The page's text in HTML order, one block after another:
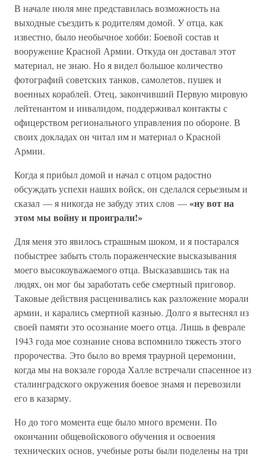
В начале июля мне представилась возможность на
выходные съездить к родителям домой. У отца, как
известно, было необычное хобби: Боевой состав и
вооружение Красной Армии. Откуда он доставал этот
материал, не знаю. Но я видел большое количество
фотографий советских танков, самолетов, пушек и
военных кораблей. Отец, закончивший Первую мировую
лейтенантом и инвалидом, поддерживал контакты с
офицерством регионального управления по обороне. В
своих докладах он читал им и материал о Красной
Армии.
Когда я прибыл домой и начал с отцом радостно
обсуждать успехи наших войск, он сделался серьезным и
сказал — я никогда не забуду этих слов —«ну вот на
этом мы войну и проиграли!»
Для меня это явилось страшным шоком, и я постарался
побыстрее забыть столь пораженческие высказывания
моего высокоуважаемого отца. Высказавшись так на
людях, он мог бы заработать себе смертный приговор.
Таковые действия расценивались как разложение морали
армии, и карались смертной казнью. Долго я вытеснял из
своей памяти это осознание моего отца. Лишь в феврале
1943 года мое сознание снова вспомнило тяжесть этого
пророчества. Это было во время траурной церемонии,
когда мы на вокзале города Халле встречали спасенное из
сталинградского окружения боевое знамя и перевозили
его в казарму.
Но до того момента еще было много времени. По
окончании общевойскового обучения и освоения
технических основ, учебные роты были поделены на три